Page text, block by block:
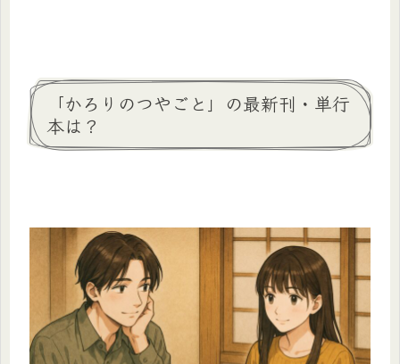
「かろりのつやごと」の最新刊・単行
本は？